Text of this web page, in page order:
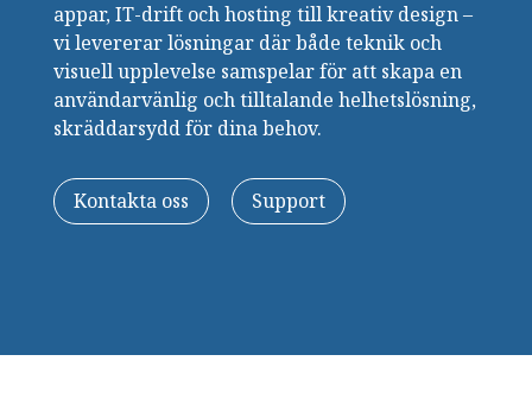
appar, IT-drift och hosting till kreativ design –
vi levererar lösningar där både teknik och
visuell upplevelse samspelar för att skapa en
användarvänlig och tilltalande helhetslösning,
skräddarsydd för dina behov.
Kontakta oss Support